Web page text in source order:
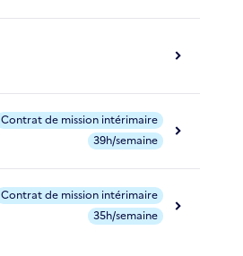
Contrat de mission intérimaire
39h/semaine
Contrat de mission intérimaire
35h/semaine